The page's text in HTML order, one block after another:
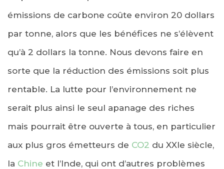
émissions de carbone coûte environ 20 dollars
par tonne, alors que les bénéfices ne s’élèvent
qu’à 2 dollars la tonne. Nous devons faire en
sorte que la réduction des émissions soit plus
rentable. La lutte pour l’environnement ne
serait plus ainsi le seul apanage des riches
mais pourrait être ouverte à tous, en particulier
aux plus gros émetteurs de CO2 du XXIe siècle,
la Chine et l’Inde, qui ont d’autres problèmes